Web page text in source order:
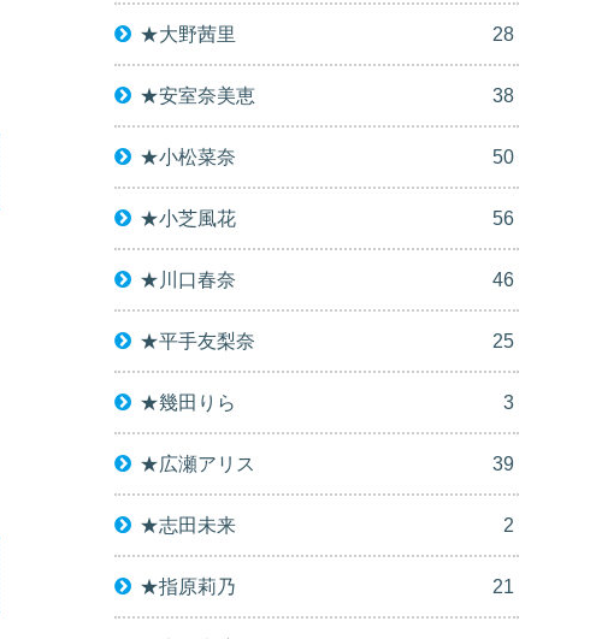
★大野茜里 28
★安室奈美恵 38
★小松菜奈 50
★小芝風花 56
★川口春奈 46
★平手友梨奈 25
★幾田りら 3
★広瀬アリス 39
★志田未来 2
★指原莉乃 21